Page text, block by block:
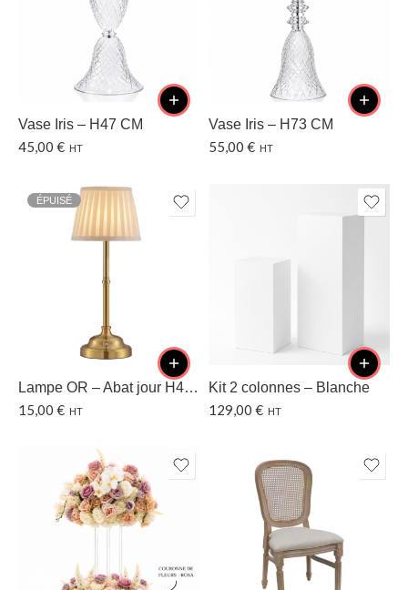
Vase Iris – H47 CM
45,00 € HT
Vase Iris – H73 CM
55,00 € HT
ÉPUISÉ
Lampe OR – Abat jour H40 CM
15,00 € HT
Kit 2 colonnes – Blanche
129,00 € HT